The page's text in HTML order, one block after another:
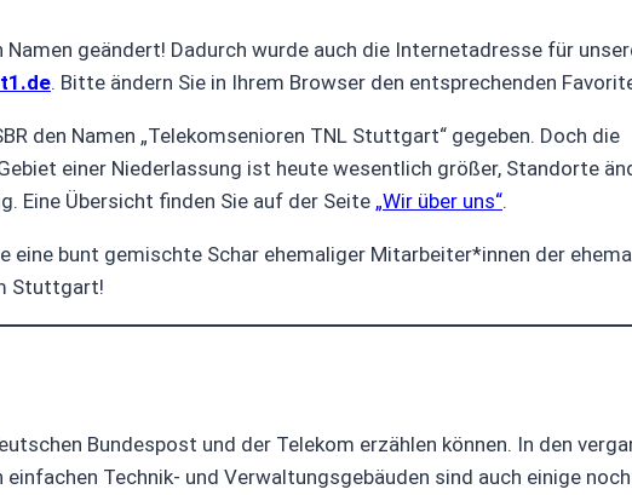
geändert! Dadurch wurde auch die Internetadresse für
. Bitte ändern Sie in Ihrem Browser den entsprechenden
den Namen „Telekomsenioren TNL Stuttgart“ gegeben. Doch die
einer Niederlassung ist heute wesentlich größer, Standorte
Eine Übersicht finden Sie auf der Seite „Wir über uns“.
bunt gemischte Schar ehemaliger Mitarbeiter*innen der
Stuttgart!
Bundespost und der Telekom erzählen können. In den
Technik- und Verwaltungsgebäuden sind auch einige